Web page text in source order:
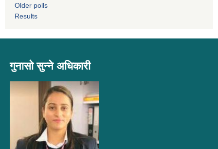
Older polls
Results
गुनासो सुन्ने अधिकारी